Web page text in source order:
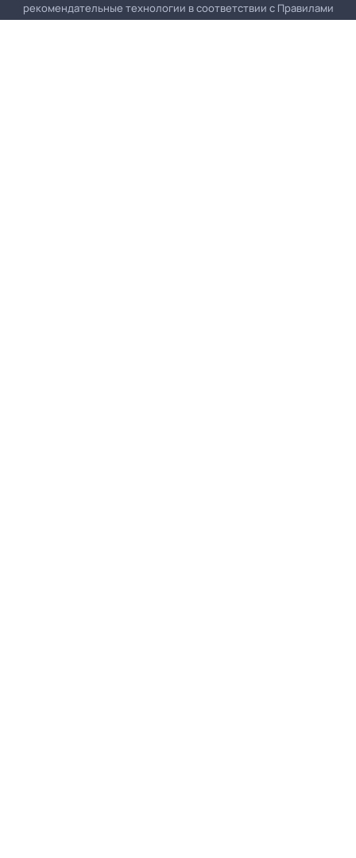
рекомендательные технологии в соответствии с Правилами